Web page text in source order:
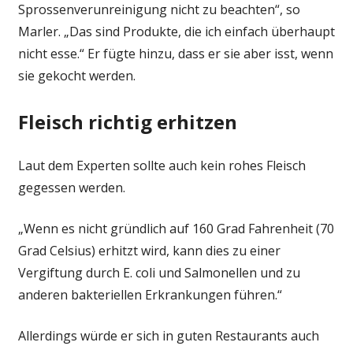
Sprossenverunreinigung nicht zu beachten“, so
Marler. „Das sind Produkte, die ich einfach überhaupt
nicht esse.“ Er fügte hinzu, dass er sie aber isst, wenn
sie gekocht werden.
Fleisch richtig erhitzen
Laut dem Experten sollte auch kein rohes Fleisch
gegessen werden.
„Wenn es nicht gründlich auf 160 Grad Fahrenheit (70
Grad Celsius) erhitzt wird, kann dies zu einer
Vergiftung durch E. coli und Salmonellen und zu
anderen bakteriellen Erkrankungen führen.“
Allerdings würde er sich in guten Restaurants auch